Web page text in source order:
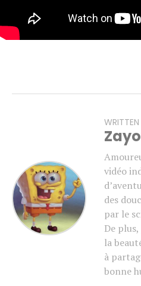
WRITTEN
vidéo
des
par le
De
la
à
bonne